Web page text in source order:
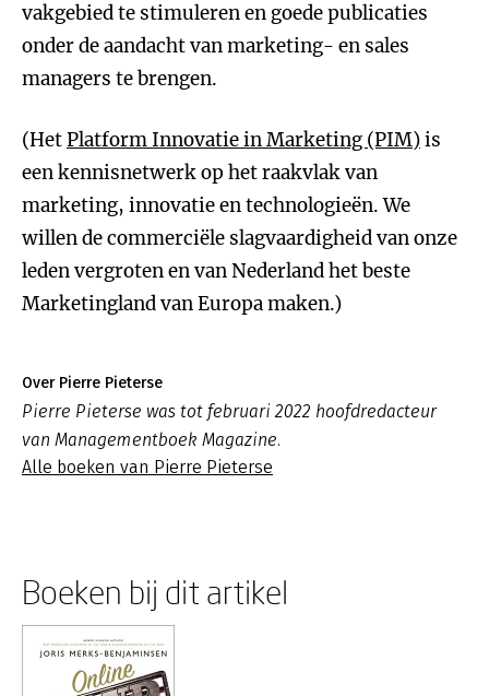
vakgebied te stimuleren en goede publicaties
onder de aandacht van marketing- en sales
managers te brengen.
(HetPlatform Innovatie in Marketing (PIM)is
een kennisnetwerk op het raakvlak van
marketing, innovatie en technologieën. We
willen de commerciële slagvaardigheid van onze
leden vergroten en van Nederland het beste
Marketingland van Europa maken.)
Over Pierre Pieterse
Pierre Pieterse was tot februari 2022 hoofdredacteur
van Managementboek Magazine.
Alle boeken van Pierre Pieterse
Boeken bij dit artikel